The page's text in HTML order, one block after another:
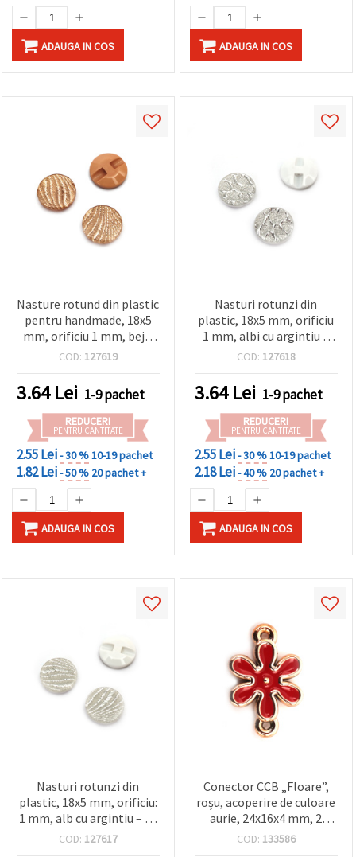
ADAUGA IN COS ADAUGA IN COS
Nasture rotund din plastic
pentru handmade, 18x5
mm, orificiu 1 mm, bej –
set 10 bucăți
COD: 127619
3.64Lei 1-9 pachet
REDUCERI
PENTRU CANTITATE
2.55 Lei- 30 %10-19 pachet
1.82 Lei- 50 % 20 pachet +
ADAUGA IN COS
Nasturi rotunzi din
plastic, 18x5 mm, orificiu
1 mm, albi cu argintiu –
set 10 bucăți
COD: 127618
3.64Lei 1-9 pachet
REDUCERI
PENTRU CANTITATE
2.55 Lei- 30 %10-19 pachet
2.18 Lei- 40 % 20 pachet +
ADAUGA IN COS
Nasturi rotunzi din
plastic, 18x5 mm, orificiu:
1 mm, alb cu argintiu – 10
bucăți
COD: 127617
Conector CCB „Floare”,
roșu, acoperire de culoare
aurie, 24x16x4 mm, 2
orificii (1 mm), 5 buc. –
COD: 133586